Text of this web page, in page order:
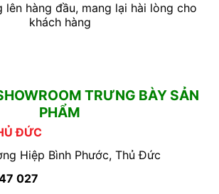
hàng đầu, mang lại hài lòng cho
khách hàng
TRƯNG BÀY SẢN
PHẨM
ĐỨC
Hiệp Bình Phước, Thủ Đức
027